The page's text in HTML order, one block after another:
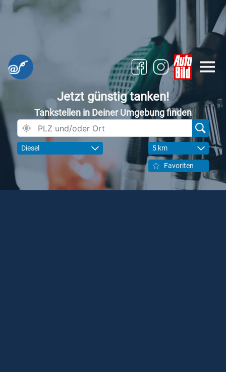
Jetzt günstig tanken!
Tankstellen in Deiner Umgebung finden
Diesel 5 km
Favoriten